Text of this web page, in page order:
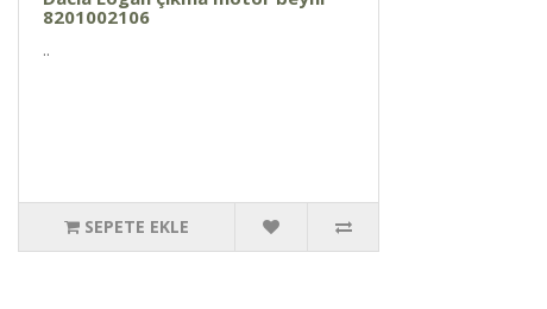
8201002106
..
SEPETE EKLE